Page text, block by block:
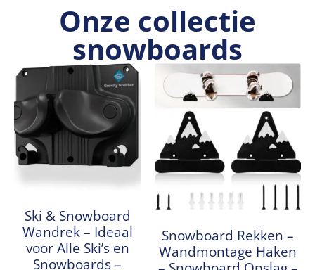
Onze collectie
snowboards
Ski & Snowboard
Wandrek – Ideaal
voor Alle Ski’s en
Snowboards –
Snowboard Rekken –
Wandmontage Haken